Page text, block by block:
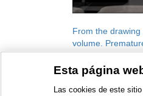
From the
volume.
game of models
Workshop
2022
Esta página
Las cookies de este